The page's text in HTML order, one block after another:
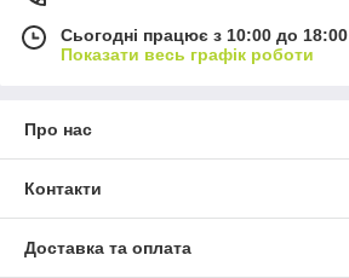
Сьогодні працює з 10:00 до 18:00
Показати весь графік роботи
Про нас
Контакти
Доставка та оплата